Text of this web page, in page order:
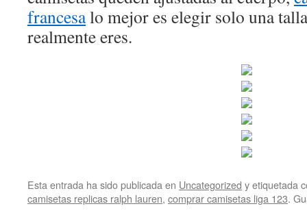
francesalo mejor es elegir solo una
realmente eres.
Esta entrada ha sido publicada en Uncategorized y etiquetada
camisetas replicas ralph lauren, comprar camisetas liga 123.